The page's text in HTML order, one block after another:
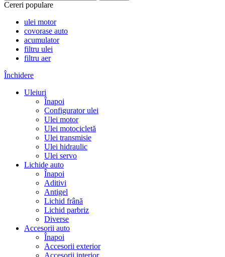
Cereri populare
ulei motor
covorase auto
acumulator
filtru ulei
filtru aer
Închidere
Uleiuri
Înapoi
Configurator ulei
Ulei motor
Ulei motocicletă
Ulei transmisie
Ulei hidraulic
Ulei servo
Lichide auto
Înapoi
Aditivi
Antigel
Lichid frână
Lichid parbriz
Diverse
Accesorii auto
Înapoi
Accesorii exterior